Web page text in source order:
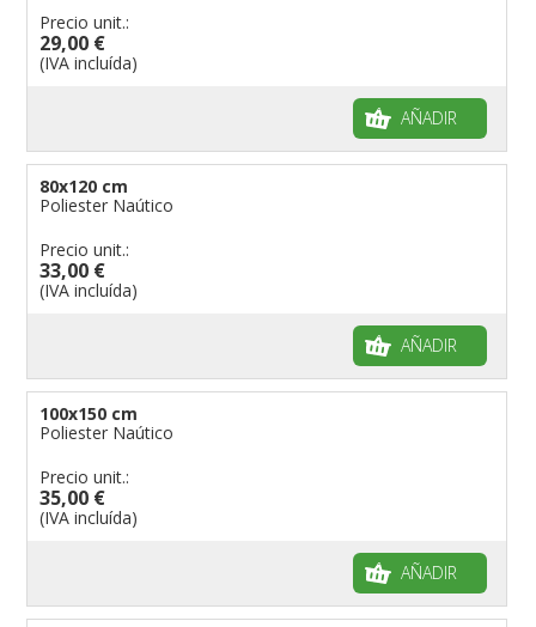
Precio unit.:
29,00 €
(IVA incluída)
AÑADIR
80x120 cm
Poliester Naútico
Precio unit.:
33,00 €
(IVA incluída)
AÑADIR
100x150 cm
Poliester Naútico
Precio unit.:
35,00 €
(IVA incluída)
AÑADIR